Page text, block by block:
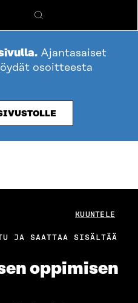
Hae
Ajantasaiset
osoitteesta
KUUNTELE
JA SAATTAA SISÄLTÄÄ
oppimisen